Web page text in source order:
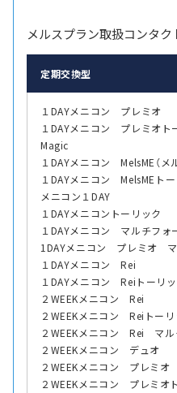
メルスプラン取扱コンタク
定期交換型
１DAYメニコン プレミオ
１DAYメニコン プレミオト
Magic
１DAYメニコン MelsME（メ
１DAYメニコン MelsMEトー
メニコン１DAY
１DAYメニコントーリック
１DAYメニコン マルチフォ
1DAYメニコン プレミオ マ
１DAYメニコン Rei
１DAYメニコン Reiトーリ
２WEEKメニコン Rei
２WEEKメニコン Reiトーリ
２WEEKメニコン Rei マル
２WEEKメニコン デュオ
２WEEKメニコン プレミオ
２WEEKメニコン プレミオ